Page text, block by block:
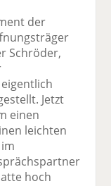
der
Schröder,
Jetzt
einen
leichten
hoch